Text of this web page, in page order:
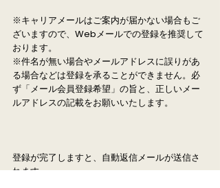
※キャリアメールはご案内が届かない場合もご
ざいますので、Webメールでの登録を推奨して
おります。
※件名が無い場合やメールアドレスに誤りがあ
る場合などは登録を承ることができません。必
ず「メール会員登録希望」の旨と、正しいメー
ルアドレスの記載をお願いいたします。
登録が完了しますと、自動返信メールが送信さ
れます。